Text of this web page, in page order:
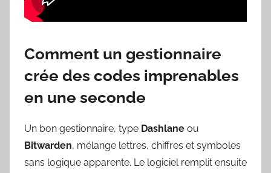
Comment un gestionnaire
crée des codes imprenables
en une seconde
Un bon gestionnaire, type Dashlane ou
Bitwarden, mélange lettres, chiffres et symboles
sans logique apparente. Le logiciel remplit ensuite